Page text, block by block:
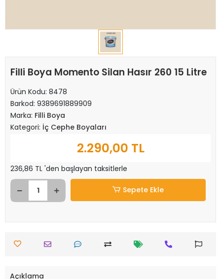
Filli Boya Momento Silan Hasır 260 15 Litre
Ürün Kodu: 8478
Barkod: 9389691889909
Marka: Filli Boya
Kategori: İç Cephe Boyaları
2.290,00 TL
236,86 TL 'den başlayan taksitlerle
Sepete Ekle
Açıklama